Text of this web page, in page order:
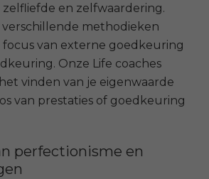
en zelfwaardering.
verschillende methodieken
van externe goedkeuring
Onze Life coaches
vinden van je eigenwaarde
van prestaties of goedkeuring
perfectionisme en